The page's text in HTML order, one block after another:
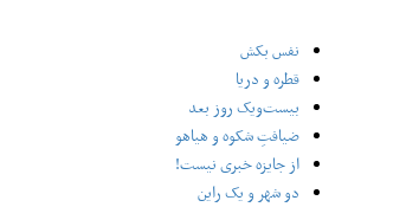
نفس بکش
قطره و دریا
بیست‌ویک روز بعد
ضیافتِ شکوه و هیاهو
از جایزه خبری نیست!
دو شهر و یک راین